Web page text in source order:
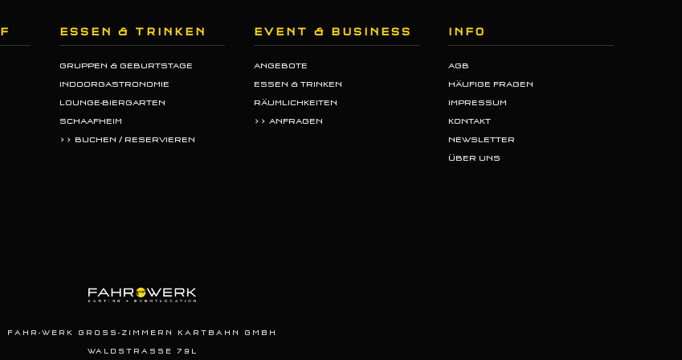
ESSEN & TRINKEN
GRUPPEN & GEBURTSTAGE
INDOORGASTRONOMIE
LOUNGE-BIERGARTEN
SCHAAFHEIM
>> BUCHEN / RESERVIEREN
EVENT & BUSINESS
ANGEBOTE
ESSEN & TRINKEN
RÄUMLICHKEITEN
>> ANFRAGEN
INFO
AGB
HÄUFIGE FRAGEN
IMPRESSUM
KONTAKT
NEWSLETTER
ÜBER UNS
FAHR-WERK GROSS-ZIMMERN KARTBAHN GMBH
WALDSTRASSE 79L